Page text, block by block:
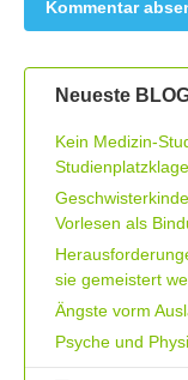
Neueste
Kein Medizin-
Vorlesen als
sie gemeistert
Ängste vorm
Psyche und